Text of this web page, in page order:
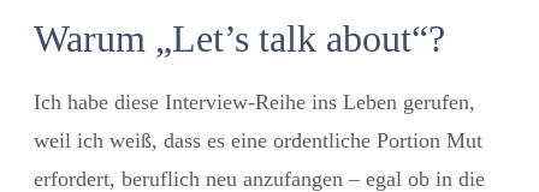
Warum „Let’s talk about“?
Ich habe diese Interview-Reihe ins Leben gerufen,
weil ich weiß, dass es eine ordentliche Portion Mut
erfordert, beruflich neu anzufangen – egal ob in die